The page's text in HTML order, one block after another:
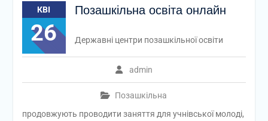
КВІ
26
Позашкільна освіта онлайн
admin
Позашкільна
Державні центри позашкільної освіти
продовжують проводити заняття для учнівської молоді,